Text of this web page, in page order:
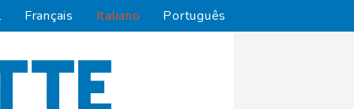
Français Italiano Português